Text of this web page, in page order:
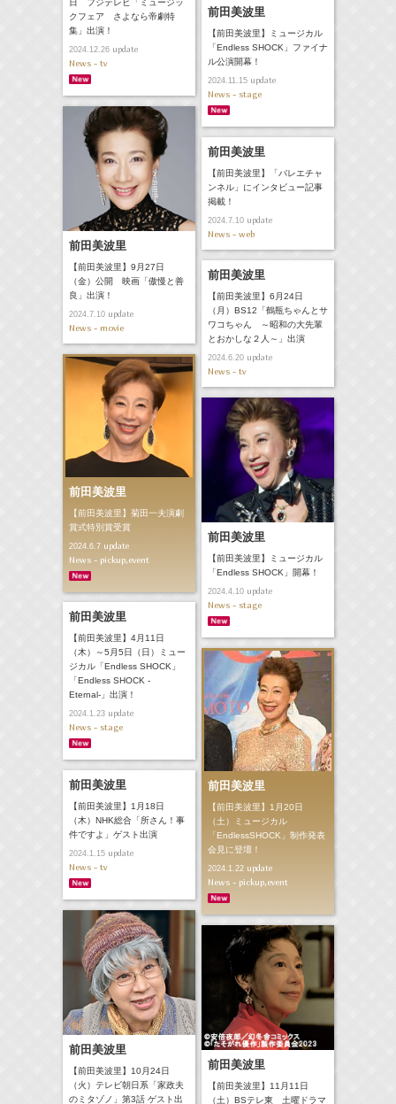
日 フジテレビ「ミュージッ
クフェア さよなら帝劇特
集」出演！
2024.12.26update
News - tv
前田美波里
【前田美波里】ミュージカル
「Endless SHOCK」ファイナ
ル公演開幕！
2024.11.15update
News - stage
前田美波里
【前田美波里】9月27日
（金）公開 映画「傲慢と善
良」出演！
2024.7.10update
News - movie
前田美波里
【前田美波里】「バレエチャ
ンネル」にインタビュー記事
掲載！
2024.7.10update
News - web
前田美波里
【前田美波里】6月24日
（月）BS12「鶴瓶ちゃんとサ
ワコちゃん ～昭和の大先輩
とおかしな２人～」出演
2024.6.20update
News - tv
前田美波里
【前田美波里】菊田一夫演劇
賞式特別賞受賞
2024.6.7update
News - pickup,event
前田美波里
【前田美波里】ミュージカル
「Endless SHOCK」開幕！
2024.4.10update
News - stage
前田美波里
【前田美波里】4月11日
（木）～5月5日（日）ミュー
ジカル「Endless SHOCK」
「Endless SHOCK -
Eternal-」出演！
2024.1.23update
News - stage
前田美波里
【前田美波里】1月20日
（土）ミュージカル
「EndlessSHOCK」制作発表
会見に登壇！
2024.1.22update
News - pickup,event
前田美波里
【前田美波里】1月18日
（木）NHK総合「所さん！事
件ですよ」ゲスト出演
2024.1.15update
News - tv
前田美波里
【前田美波里】10月24日
（火）テレビ朝日系「家政夫
のミタゾノ」第3話 ゲスト出
前田美波里
【前田美波里】11月11日
（土）BSテレ東 土曜ドラマ